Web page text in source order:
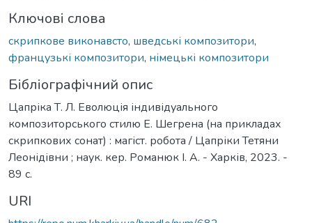
Ключові слова
скрипкове виконавсто, шведські композитори,
французькі композитори, німецькі композитори
Бібліографічний опис
Цапріка Т. Л. Еволюція індивідуального
композиторського стилю Е. Шегрена (на прикладах
скрипкових сонат) : магіст. робота / Цапріки Тетяни
Леонідівни ; наук. кер. Романюк І. А. - Харків, 2023. -
89 с.
URI